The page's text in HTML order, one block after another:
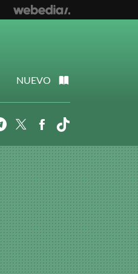
NUEVO
TelegramTwitterFacebook